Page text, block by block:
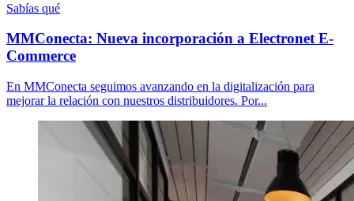
Sabías qué
MMConecta: Nueva incorporación a Electronet E-
Commerce
En MMConecta seguimos avanzando en la digitalización para
mejorar la relación con nuestros distribuidores. Por...